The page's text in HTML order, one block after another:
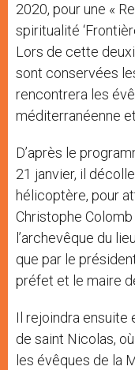
2020, pour une «
spiritualité
Lors de cette
sont conservées
rencontrera les
méditerranéenne
D’après le
21 janvier, il
hélicoptère, pour
Christophe
l’archevêque du
que par le
préfet et le maire
Il rejoindra ensuite
de saint Nicolas,
les évêques de la